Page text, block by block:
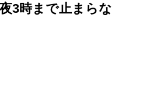
3時まで止まらな